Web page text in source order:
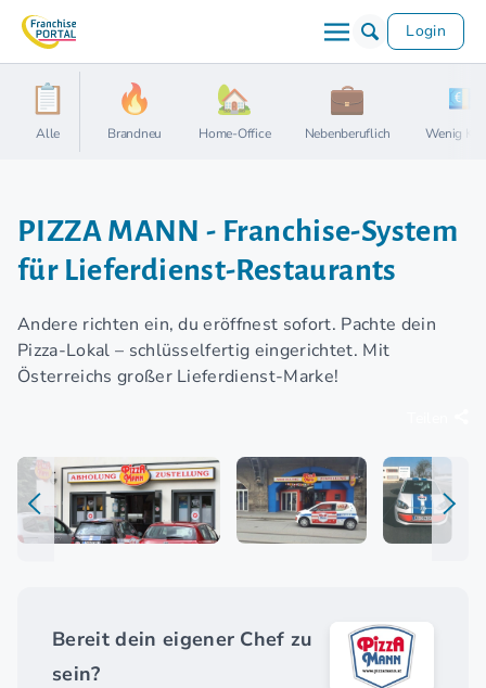
Login
Alle Brandneu Home-Office Nebenberuflich Wenig
PIZZA MANN - Franchise-System
für Lieferdienst-Restaurants
Andere richten ein, du eröffnest sofort. Pachte dein
Pizza-Lokal – schlüsselfertig eingerichtet. Mit
Österreichs großer Lieferdienst-Marke!
Bereit dein eigener Chef zu
sein?